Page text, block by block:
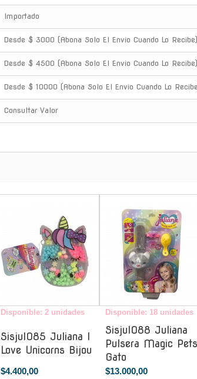
Importado
Desde $ 3000 (Abona Solo El Envio Cuando Lo Recibe)
Desde $ 4500 (Abona Solo El Envio Cuando Lo Recibe)
Desde $ 10000 (Abona Solo El Envio Cuando Lo
Consultar Valor
Disponible: 2 unidades
Sisjul085 Juliana I
Love Unicorns Bijou
$4.400,00
Disponible: 18 unidades
Sisjul088 Juliana
Pulsera Magic Pets
Gato
$13.000,00